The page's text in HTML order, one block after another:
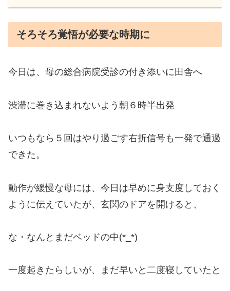
そろそろ覚悟が必要な時期に
今日は、母の総合病院受診の付き添いに田舎へ
渋滞に巻き込まれないよう朝６時半出発
いつもなら５回はやり過ごす右折信号も一発で通過
できた。
動作が緩慢な母には、今日は早めに身支度しておく
ように伝えていたが、玄関のドアを開けると、
な・なんとまだベッドの中(*_*)
一度起きたらしいが、まだ早いと二度寝していたと